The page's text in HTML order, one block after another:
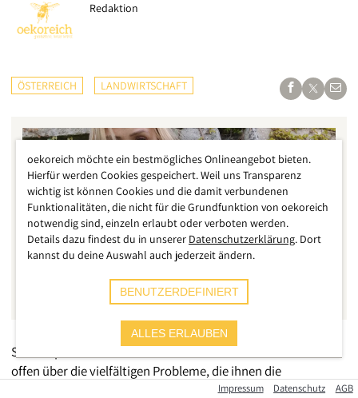
Redaktion
ÖSTERREICH LANDWIRTSCHAFT
Selten sprechen Bäuerinnen und Bauern aus Österreich so
offen über die vielfältigen Probleme, die ihnen die
Handelskonzerne bereiten. Jetzt hat eine heimische Bäuerin
Impressum Datenschutz AGB
oekoreich möchte ein bestmögliches Onlineangebot bieten.
Hierfür werden Cookies gespeichert. Weil uns Transparenz
wichtig ist können Cookies und die damit verbundenen
Funktionalitäten, die nicht für die Grundfunktion von oekoreich
notwendig sind, einzeln erlaubt oder verboten werden.
Details dazu findest du in unserer Datenschutzerklärung. Dort
kannst du deine Auswahl auch jederzeit ändern.
BENUTZERDEFINIERT
ALLES ERLAUBEN